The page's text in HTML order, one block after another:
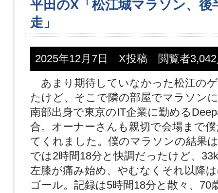
平田のX「松江城マラソン、後
走」
2025年12月7日 X投稿 閲覧者3,042
あまり期待していなかった松江の
たけど、そこで隣の部屋でマラソン
南部出身で東京のIT企業に勤める
合。オーナーさんも親切で会場まで
てくれました。僕のマラソンの結果
では2時間18分と快調だったけど、
左膝が痛み始め、やむなくそれ以降
ゴール。記録は5時間18分と散々、70